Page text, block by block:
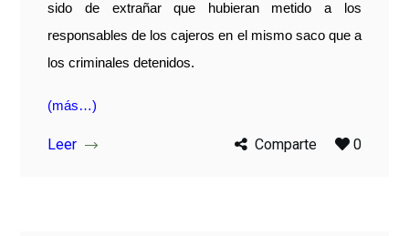
sido de extrañar que hubieran metido a los
responsables de los cajeros en el mismo saco que a
los criminales detenidos.
(más…)
Leer Comparte 0